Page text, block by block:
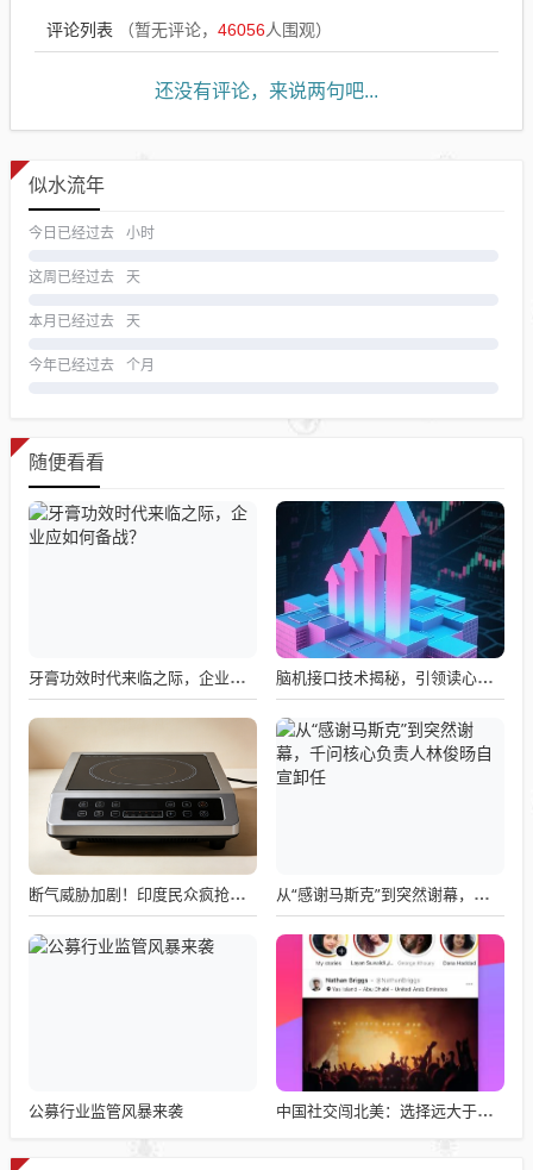
评论列表 （暂无评论， 46056人围观）
还没有评论，来说两句吧...
似水流年
今日已经过去 小时
这周已经过去 天
本月已经过去 天
今年已经过去 个月
随便看看
牙膏功效时代来临之际，企业应如何备战？ 脑机接口技术揭秘，引领读心术革命的领跑者大盘点
断气威胁加剧！印度民众疯抢电磁炉 制造商将从中国空运部件 从“感谢马斯克”到突然谢幕，千问核心负责人林俊旸自宣卸任
公募行业监管风暴来袭 中国社交闯北美：选择远大于努力